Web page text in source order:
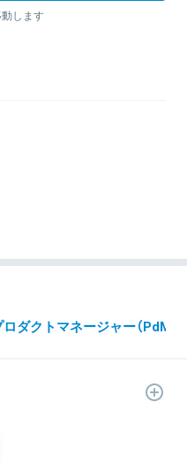
します
ダクトマネージャー（PdM）